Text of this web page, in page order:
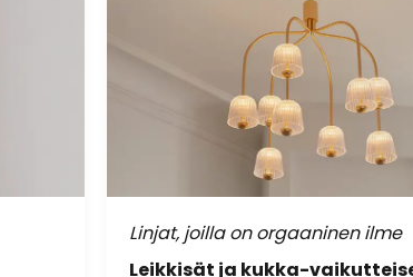
Linjat, joilla on orgaaninen ilme
Leikkisät ja kukka-